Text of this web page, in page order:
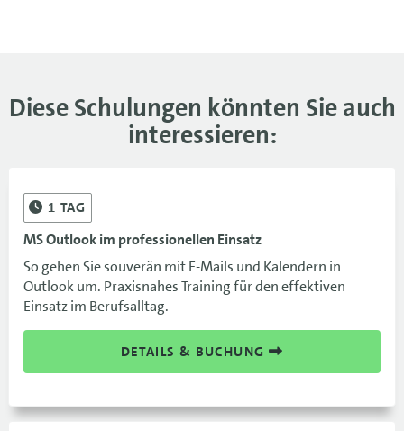
Diese Schulungen könnten Sie auch
interessieren:
1 TAG
MS Outlook im professionellen Einsatz
So gehen Sie souverän mit E-Mails und Kalendern in
Outlook um. Praxisnahes Training für den effektiven
Einsatz im Berufsalltag.
DETAILS & BUCHUNG